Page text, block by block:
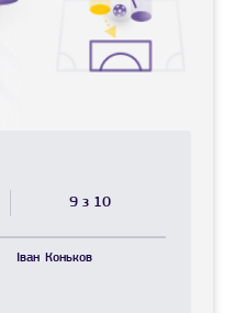
9 з 10
Іван Коньков